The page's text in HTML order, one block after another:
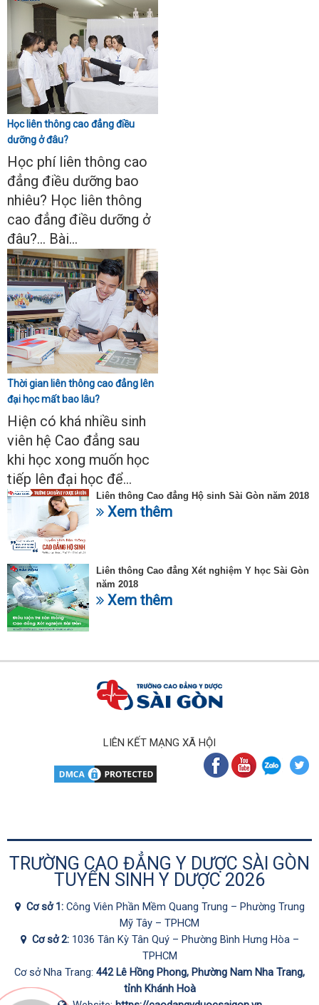
Học liên thông cao đẳng điều
dưỡng ở đâu?
Học phí liên thông cao
đẳng điều dưỡng bao
nhiêu? Học liên thông
cao đẳng điều dưỡng ở
đâu?... Bài...
Thời gian liên thông cao đẳng lên
đại học mất bao lâu?
Hiện có khá nhiều sinh
viên hệ Cao đẳng sau
khi học xong muốn học
tiếp lên đại học để...
Liên thông Cao đẳng Hộ sinh Sài Gòn năm 2018
Xem thêm
Liên thông Cao đẳng Xét nghiệm Y học Sài Gòn
năm 2018
Xem thêm
LIÊN KẾT MẠNG XÃ HỘI
TRƯỜNG CAO ĐẲNG Y DƯỢC SÀI GÒN
TUYỂN SINH Y DƯỢC 2026
Cơ sở 1: Công Viên Phần Mềm Quang Trung – Phường Trung
Mỹ Tây – TPHCM
Cơ sở 2: 1036 Tân Kỳ Tân Quý – Phường Bình Hưng Hòa –
TPHCM
Cơ sở Nha Trang: 442 Lê Hồng Phong, Phường Nam Nha Trang,
tỉnh Khánh Hoà